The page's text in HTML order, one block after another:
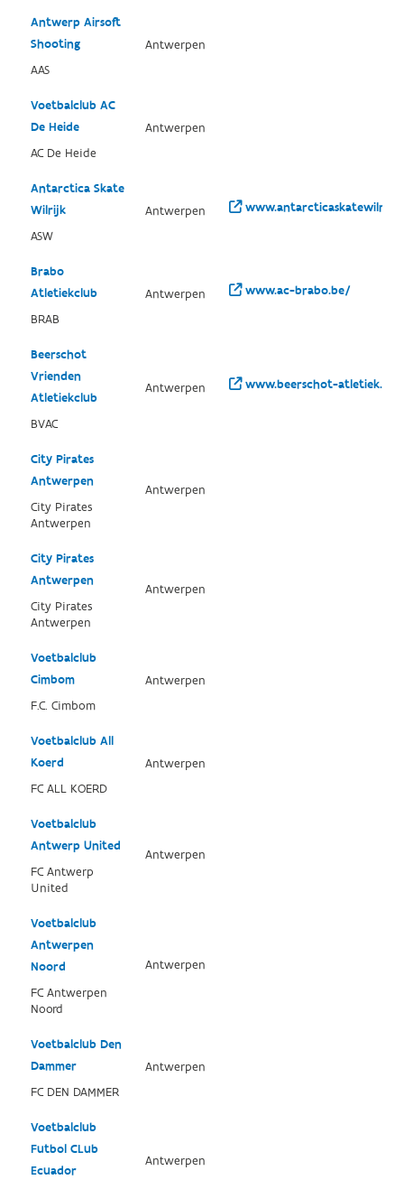
Antwerp Airsoft
Shooting
AAS
Antwerpen
Voetbalclub AC
De Heide
AC De Heide
Antwerpen
Antarctica Skate
Wilrijk
ASW
Antwerpen
Brabo
Atletiekclub
BRAB
Antwerpen www.ac-brabo.be/
Beerschot
Vrienden
Atletiekclub
BVAC
Antwerpen www.beerschot-atletiek.be/
City Pirates
Antwerpen
City Pirates
Antwerpen
Antwerpen
City Pirates
Antwerpen
City Pirates
Antwerpen
Antwerpen
Voetbalclub
Cimbom
F.C. Cimbom
Antwerpen
Voetbalclub All
Koerd
FC ALL KOERD
Antwerpen
Voetbalclub
Antwerp United
FC Antwerp
United
Antwerpen
Voetbalclub
Antwerpen
Noord
FC Antwerpen
Noord
Antwerpen
Voetbalclub Den
Dammer
FC DEN DAMMER
Antwerpen
Voetbalclub
Futbol CLub
Ecuador
Antwerpen